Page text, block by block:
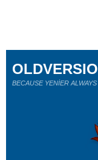
BECAUSE YENİER